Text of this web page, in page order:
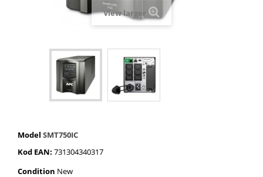
View larger
Model SMT750IC
Kod EAN: 731304340317
Condition New